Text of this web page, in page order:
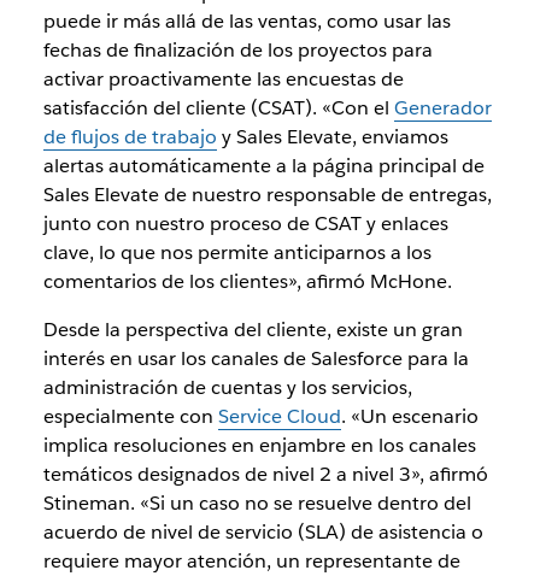
puede ir más allá de las ventas, como usar las
fechas de finalización de los proyectos para
activar proactivamente las encuestas de
satisfacción del cliente (CSAT). «Con el Generador
de flujos de trabajo y Sales Elevate, enviamos
alertas automáticamente a la página principal de
Sales Elevate de nuestro responsable de entregas,
junto con nuestro proceso de CSAT y enlaces
clave, lo que nos permite anticiparnos a los
comentarios de los clientes», afirmó McHone.
Desde la perspectiva del cliente, existe un gran
interés en usar los canales de Salesforce para la
administración de cuentas y los servicios,
especialmente con Service Cloud. «Un escenario
implica resoluciones en enjambre en los canales
temáticos designados de nivel 2 a nivel 3», afirmó
Stineman. «Si un caso no se resuelve dentro del
acuerdo de nivel de servicio (SLA) de asistencia o
requiere mayor atención, un representante de